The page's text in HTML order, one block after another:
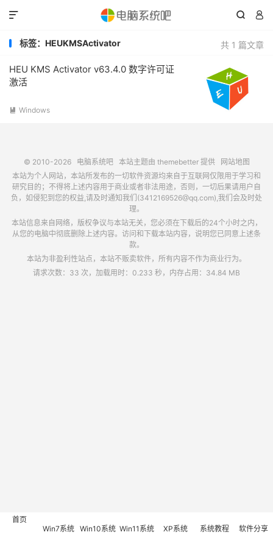
 

共 1 篇文章
标签：HEUKMSActivator
HEU KMS Activator v63.4.0 数字许可证
激活
 Windows
© 2010-2026 电脑系统吧本站主题由 themebetter提供
网站地图
本站为个人网站，本站所发布的一切软件资源均来自于互联网仅限用于学习和
研究目的；不得将上述内容用于商业或者非法用途，否则，一切后果请用户自
负，如侵犯到您的权益,请及时通知我们(3412169526@qq.com),我们会及时处
理。
本站信息来自网络，版权争议与本站无关，您必须在下载后的24个小时之内，
从您的电脑中彻底删除上述内容。访问和下载本站内容，说明您已同意上述条
款。
本站为非盈利性站点，本站不贩卖软件，所有内容不作为商业行为。
请求次数：33 次，加载用时：0.233 秒，内存占用：34.84 MB
首页
Win7系统 Win10系统 Win11系统 XP系统 系统教程 软件分享